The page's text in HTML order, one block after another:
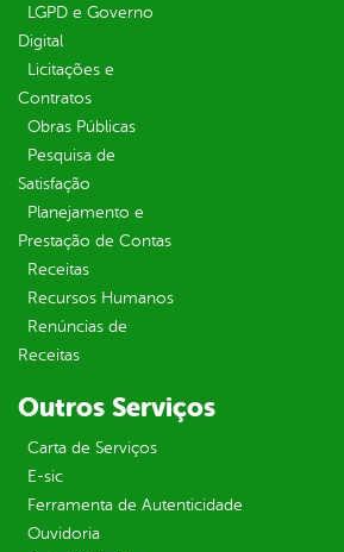
LGPD e Governo
Digital
Licitações e
Contratos
Obras Públicas
Pesquisa de
Satisfação
Planejamento e
Prestação de Contas
Receitas
Recursos Humanos
Renúncias de
Receitas
Outros Serviços
Carta de Serviços
E-sic
Ferramenta de Autenticidade
Ouvidoria